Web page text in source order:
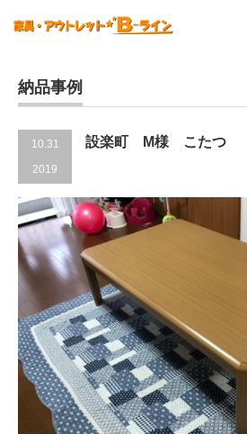
納品事例
10.31
2019
設楽町 M様 こたつ